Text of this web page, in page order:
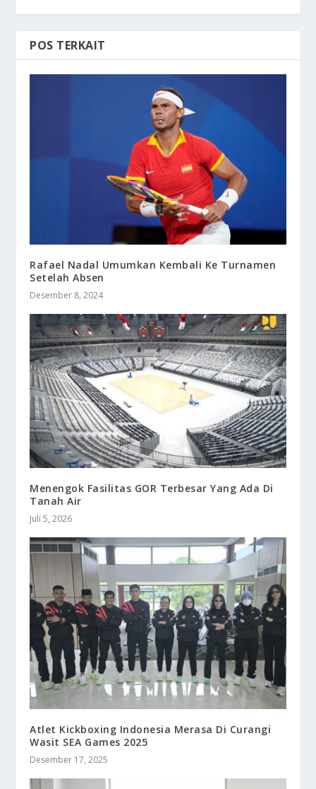
POS TERKAIT
Rafael Nadal Umumkan Kembali Ke Turnamen
Setelah Absen
Desember 8, 2024
Menengok Fasilitas GOR Terbesar Yang Ada Di
Tanah Air
Juli 5, 2026
Atlet Kickboxing Indonesia Merasa Di Curangi
Wasit SEA Games 2025
Desember 17, 2025